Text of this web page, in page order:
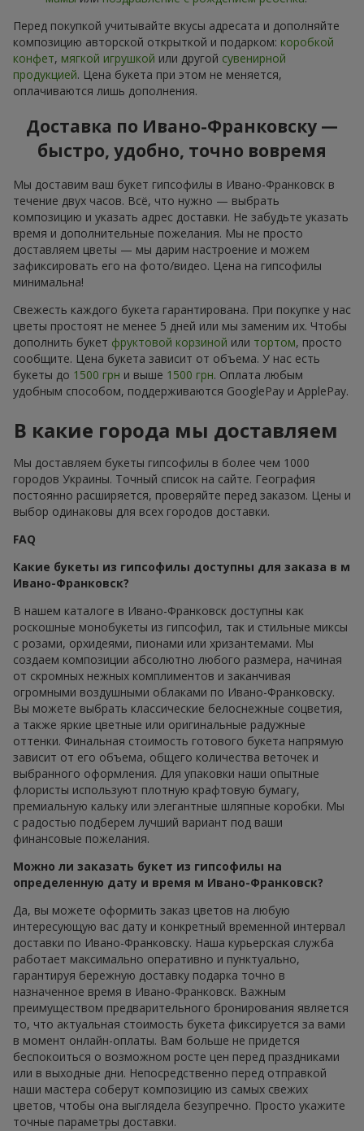
Перед покупкой учитывайте вкусы адресата и дополняйте
композицию авторской открыткой и подарком: коробкой
конфет, мягкой игрушкой или другой сувенирной
продукцией. Цена букета при этом не меняется,
оплачиваются лишь дополнения.
Доставка по Ивано-Франковску —
быстро, удобно, точно вовремя
Мы доставим ваш букет гипсофилы в Ивано-Франковск в
течение двух часов. Всё, что нужно — выбрать
композицию и указать адрес доставки. Не забудьте указать
время и дополнительные пожелания. Мы не просто
доставляем цветы — мы дарим настроение и можем
зафиксировать его на фото/видео. Цена на гипсофилы
минимальна!
Свежесть каждого букета гарантирована. При покупке у нас
цветы простоят не менее 5 дней или мы заменим их. Чтобы
дополнить букет фруктовой корзиной или тортом, просто
сообщите. Цена букета зависит от объема. У нас есть
букеты до 1500 грн и выше 1500 грн. Оплата любым
удобным способом, поддерживаются GooglePay и ApplePay.
В какие города мы доставляем
Мы доставляем букеты гипсофилы в более чем 1000
городов Украины. Точный список на сайте. География
постоянно расширяется, проверяйте перед заказом. Цены и
выбор одинаковы для всех городов доставки.
FAQ
Какие букеты из гипсофилы доступны для заказа в м
Ивано-Франковск?
В нашем каталоге в Ивано-Франковск доступны как
роскошные монобукеты из гипсофил, так и стильные миксы
с розами, орхидеями, пионами или хризантемами. Мы
создаем композиции абсолютно любого размера, начиная
от скромных нежных комплиментов и заканчивая
огромными воздушными облаками по Ивано-Франковску.
Вы можете выбрать классические белоснежные соцветия,
а также яркие цветные или оригинальные радужные
оттенки. Финальная стоимость готового букета напрямую
зависит от его объема, общего количества веточек и
выбранного оформления. Для упаковки наши опытные
флористы используют плотную крафтовую бумагу,
премиальную кальку или элегантные шляпные коробки. Мы
с радостью подберем лучший вариант под ваши
финансовые пожелания.
Можно ли заказать букет из гипсофилы на
определенную дату и время м Ивано-Франковск?
Да, вы можете оформить заказ цветов на любую
интересующую вас дату и конкретный временной интервал
доставки по Ивано-Франковску. Наша курьерская служба
работает максимально оперативно и пунктуально,
гарантируя бережную доставку подарка точно в
назначенное время в Ивано-Франковск. Важным
преимуществом предварительного бронирования является
то, что актуальная стоимость букета фиксируется за вами
в момент онлайн-оплаты. Вам больше не придется
беспокоиться о возможном росте цен перед праздниками
или в выходные дни. Непосредственно перед отправкой
наши мастера соберут композицию из самых свежих
цветов, чтобы она выглядела безупречно. Просто укажите
точные параметры доставки.